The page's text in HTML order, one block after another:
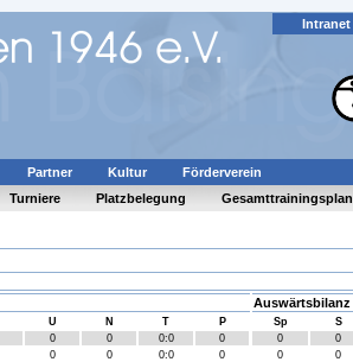
Intranet
Partner Kultur
Förderverein
Turniere Platzbelegung Gesamttrainingsplan
Auswärtsbilanz
U N T P Sp S
0 0 0:0 0 0 0
0 0 0:0 0 0 0